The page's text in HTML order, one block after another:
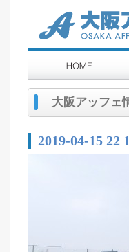
大阪アッフェ
2019-04-15 22